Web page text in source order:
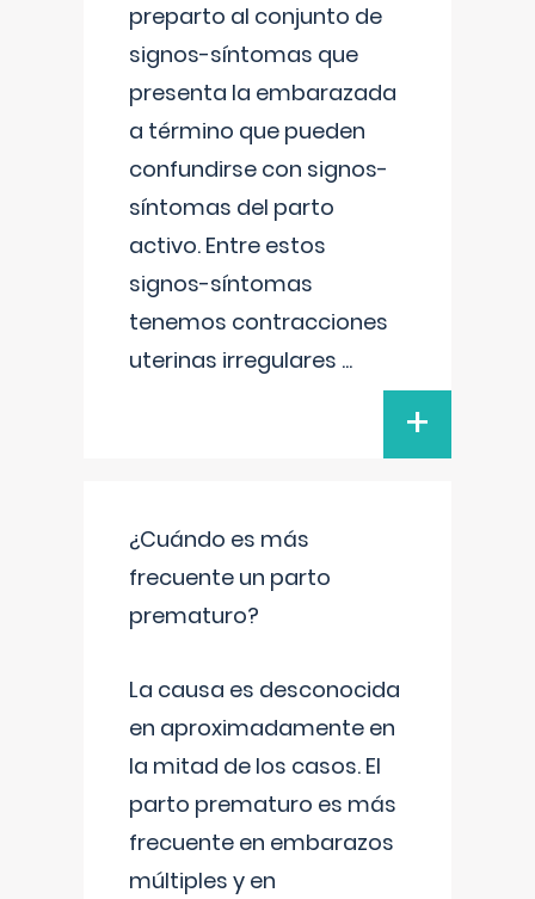
preparto al conjunto de
signos-síntomas que
presenta la embarazada
a término que pueden
confundirse con signos-
síntomas del parto
activo. Entre estos
signos-síntomas
tenemos contracciones
uterinas irregulares ...
+
¿Cuándo es más
frecuente un parto
prematuro?
La causa es desconocida
en aproximadamente en
la mitad de los casos. El
parto prematuro es más
frecuente en embarazos
múltiples y en